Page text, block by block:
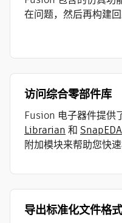
在问题，然后再构建回
访问综合零部件库
Fusion 电子器件提供
Librarian 和 SnapEDA
附加模块来帮助您快速
导出标准化文件格式